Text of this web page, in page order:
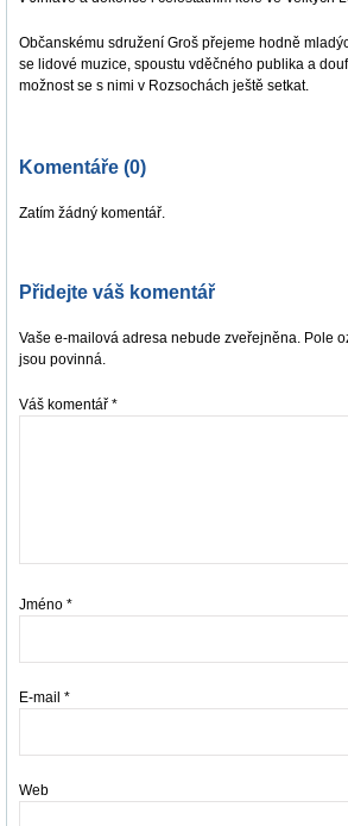
Občanskému sdružení Groš přejeme hodně
se lidové muzice, spoustu vděčného publika a
možnost se s nimi v Rozsochách ještě setkat.
Komentáře (0)
Zatím žádný komentář.
Přidejte váš komentář
Vaše e-mailová adresa nebude zveřejněna. Pole
jsou povinná.
Váš komentář *
Jméno *
E-mail *
Web